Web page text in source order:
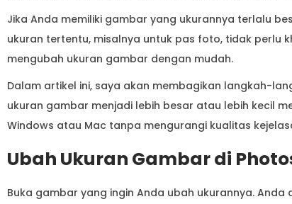
Jika Anda memiliki gambar yang ukurannya terlalu
ukuran tertentu, misalnya untuk pas foto, tidak perlu
mengubah ukuran gambar dengan mudah.
Dalam artikel ini, saya akan membagikan langkah-
ukuran gambar menjadi lebih besar atau lebih kecil
Windows atau Mac tanpa mengurangi kualitas
Ubah Ukuran Gambar di
Buka gambar yang ingin Anda ubah ukurannya.